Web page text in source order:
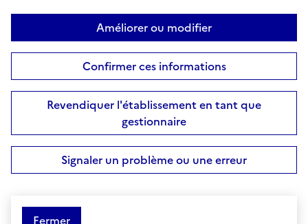
Améliorer ou modifier
Confirmer ces informations
Revendiquer l'établissement en tant que
gestionnaire
Signaler un problème ou une erreur
Fermer